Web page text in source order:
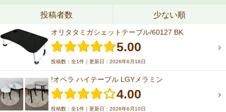
投稿者数 少ない順
オリタタミガシェットテーブル/60127 BK
5.00
投稿数：全1件｜更新日：2026年6月18日
!オペラ ハイテーブル LGYメラミン
4.00
投稿数：全1件｜更新日：2026年6月10日